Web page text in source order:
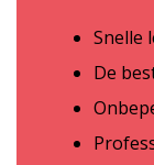
Snelle
De